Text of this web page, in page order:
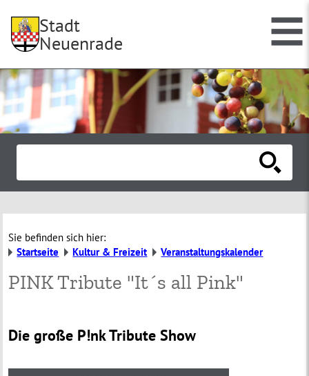
Stadt
Neuenrade
Sie befinden sich hier:
Startseite
Kultur & Freizeit Veranstaltungskalender
PINK Tribute "It´s all Pink"
Die große P!nk Tribute Show